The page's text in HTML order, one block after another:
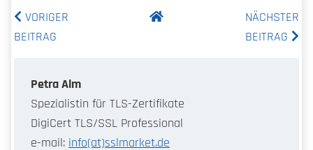
VORIGER
BEITRAG
NÄCHSTER
BEITRAG
Petra Alm
Spezialistin für TLS-Zertifikate
DigiCert TLS/SSL Professional
e-mail: info(at)sslmarket.de